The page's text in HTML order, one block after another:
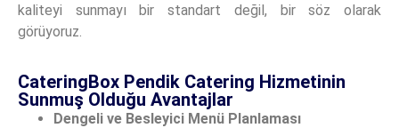
kaliteyi sunmayı bir standart değil, bir söz olarak
görüyoruz.
CateringBox Pendik Catering Hizmetinin
Sunmuş Olduğu Avantajlar
Dengeli ve Besleyici Menü Planlaması